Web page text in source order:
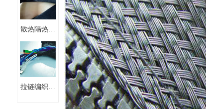
链编织网管
散热隔热拉
链编织网管
拉链编织网